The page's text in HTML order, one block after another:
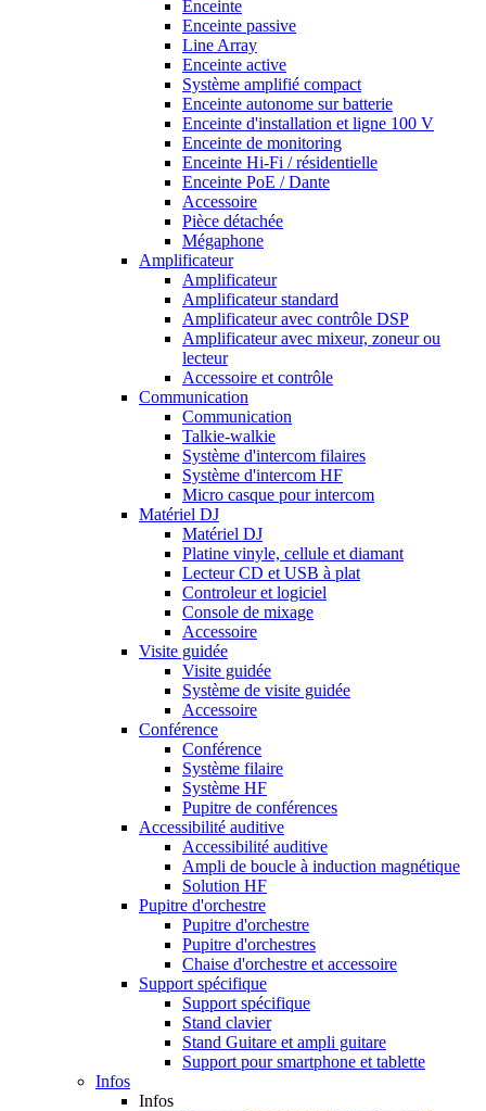
Enceinte
Enceinte passive
Line Array
Enceinte active
Système amplifié compact
Enceinte autonome sur batterie
Enceinte d'installation et ligne 100 V
Enceinte de monitoring
Enceinte Hi-Fi / résidentielle
Enceinte PoE / Dante
Accessoire
Pièce détachée
Mégaphone
Amplificateur
Amplificateur
Amplificateur standard
Amplificateur avec contrôle DSP
Amplificateur avec mixeur, zoneur ou
lecteur
Accessoire et contrôle
Communication
Communication
Talkie-walkie
Système d'intercom filaires
Système d'intercom HF
Micro casque pour intercom
Matériel DJ
Matériel DJ
Platine vinyle, cellule et diamant
Lecteur CD et USB à plat
Controleur et logiciel
Console de mixage
Accessoire
Visite guidée
Visite guidée
Système de visite guidée
Accessoire
Conférence
Conférence
Système filaire
Système HF
Pupitre de conférences
Accessibilité auditive
Accessibilité auditive
Ampli de boucle à induction magnétique
Solution HF
Pupitre d'orchestre
Pupitre d'orchestre
Pupitre d'orchestres
Chaise d'orchestre et accessoire
Support spécifique
Support spécifique
Stand clavier
Stand Guitare et ampli guitare
Support pour smartphone et tablette
Infos
Infos